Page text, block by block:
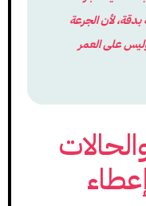
لأن الجرعة
على العمر